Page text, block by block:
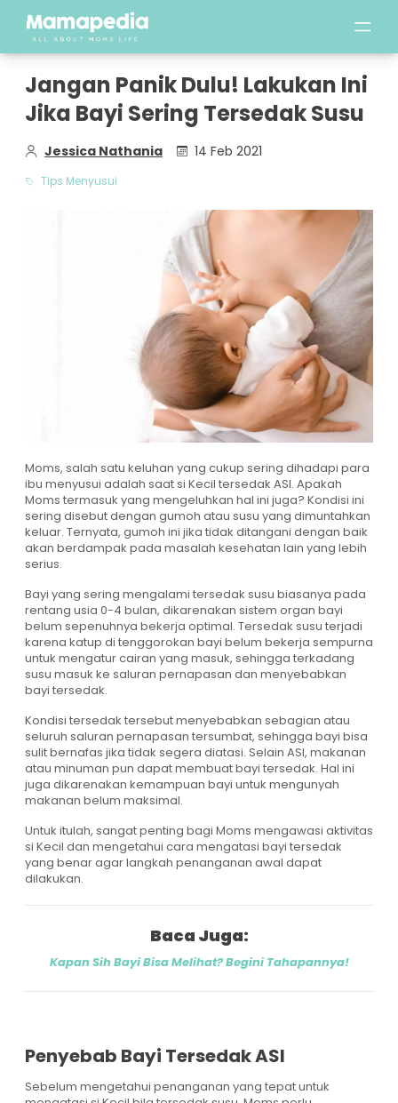
Jangan Panik Dulu! Lakukan Ini
Jika Bayi Sering Tersedak Susu
Jessica Nathania 14 Feb 2021
Tips Menyusui
Moms, salah satu keluhan yang cukup sering dihadapi para
ibu menyusui adalah saat si Kecil tersedak ASI. Apakah
Moms termasuk yang mengeluhkan hal ini juga? Kondisi ini
sering disebut dengan gumoh atau susu yang dimuntahkan
keluar. Ternyata, gumoh ini jika tidak ditangani dengan baik
akan berdampak pada masalah kesehatan lain yang lebih
serius.
Bayi yang sering mengalami tersedak susu biasanya pada
rentang usia 0-4 bulan, dikarenakan sistem organ bayi
belum sepenuhnya bekerja optimal. Tersedak susu terjadi
karena katup di tenggorokan bayi belum bekerja sempurna
untuk mengatur cairan yang masuk, sehingga terkadang
susu masuk ke saluran pernapasan dan menyebabkan
bayi tersedak.
Kondisi tersedak tersebut menyebabkan sebagian atau
seluruh saluran pernapasan tersumbat, sehingga bayi bisa
sulit bernafas jika tidak segera diatasi. Selain ASI, makanan
atau minuman pun dapat membuat bayi tersedak. Hal ini
juga dikarenakan kemampuan bayi untuk mengunyah
makanan belum maksimal.
Untuk itulah, sangat penting bagi Moms mengawasi aktivitas
si Kecil dan mengetahui cara mengatasi bayi tersedak
yang benar agar langkah penanganan awal dapat
dilakukan.
Baca Juga:
Kapan Sih Bayi Bisa Melihat? Begini Tahapannya!
Penyebab Bayi Tersedak ASI
Sebelum mengetahui penanganan yang tepat untuk